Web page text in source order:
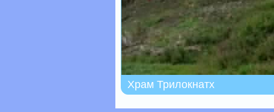
Храм Трилокнатх